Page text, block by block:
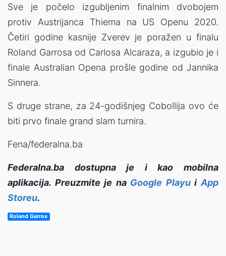
Sve je počelo izgubljenim finalnim dvobojem
protiv Austrijanca Thiema na US Openu 2020.
Četiri godine kasnije Zverev je poražen u finalu
Roland Garrosa od Carlosa Alcaraza, a izgubio je i
finale Australian Opena prošle godine od Jannika
Sinnera.
S druge strane, za 24-godišnjeg Cobollija ovo će
biti prvo finale grand slam turnira.
Fena/federalna.ba
Federalna.ba dostupna je i kao mobilna
aplikacija. Preuzmite je na Google PlayuiApp
Storeu.
Roland Garros